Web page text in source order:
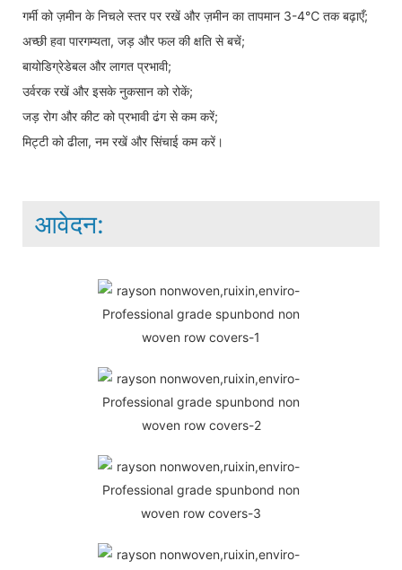
गर्मी को ज़मीन के निचले स्तर पर रखें और ज़मीन का तापमान 3-4℃ तक बढ़ाएँ;
अच्छी हवा पारगम्यता, जड़ और फल की क्षति से बचें;
बायोडिग्रेडेबल और लागत प्रभावी;
उर्वरक रखें और इसके नुकसान को रोकें;
जड़ रोग और कीट को प्रभावी ढंग से कम करें;
मिट्टी को ढीला, नम रखें और सिंचाई कम करें।
आवेदन: